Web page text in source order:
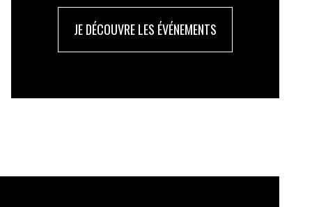
JE DÉCOUVRE LES ÉVÉNEMENTS